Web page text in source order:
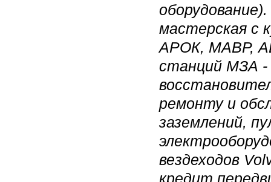
мастерская с
АРОК, МАВР,
станций МЗА -
ремонту и
заземлений,
вездеходов
кредит